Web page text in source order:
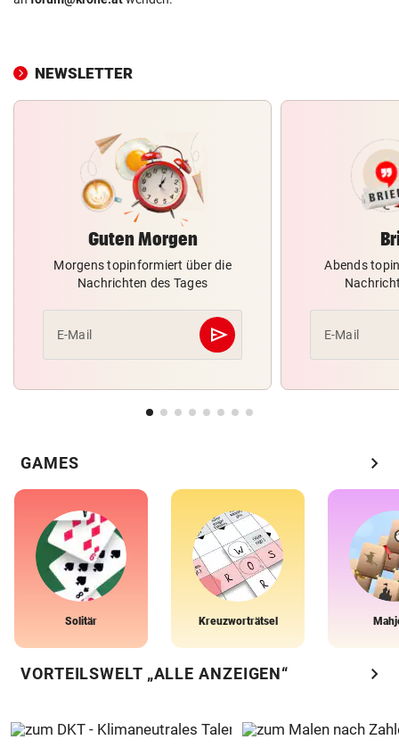
NEWSLETTER
Guten Morgen
Morgens topinformiert über die
Nachrichten des Tages
E-Mail send
Abschicken
Abends
E-Mail
GAMES chevron_right
Solitär Kreuzworträtsel
VORTEILSWELT „ALLE ANZEIGEN“ chevron_right